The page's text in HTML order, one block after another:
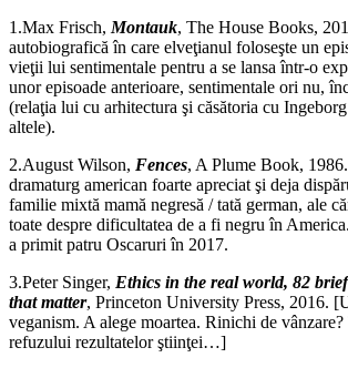
1.Max Frisch, Montauk, The House Books,
autobiografică în care elveţianul foloseşte un
vieţii lui sentimentale pentru a se lansa într-o
unor episoade anterioare, sentimentale ori nu,
(relaţia lui cu arhitectura şi căsătoria cu
altele).
2.August Wilson, Fences, A Plume Book,
dramaturg american foarte apreciat şi deja
familie mixtă mamă negresă / tată german, ale
toate despre dificultatea de a fi negru în
a primit patru Oscaruri în 2017.
3.Peter Singer, Ethics in the real world, 82
that matter, Princeton University Press, 2016.
veganism. A alege moartea. Rinichi de
refuzului rezultatelor ştiinţei…]